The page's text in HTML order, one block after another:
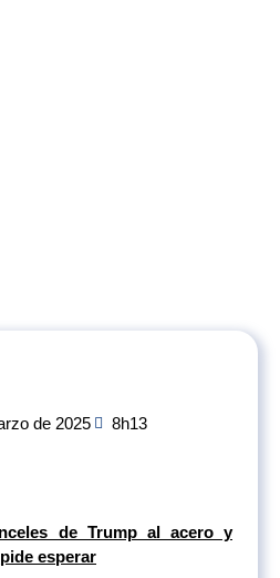
de 2025 8h13
de Trump al acero y
esperar